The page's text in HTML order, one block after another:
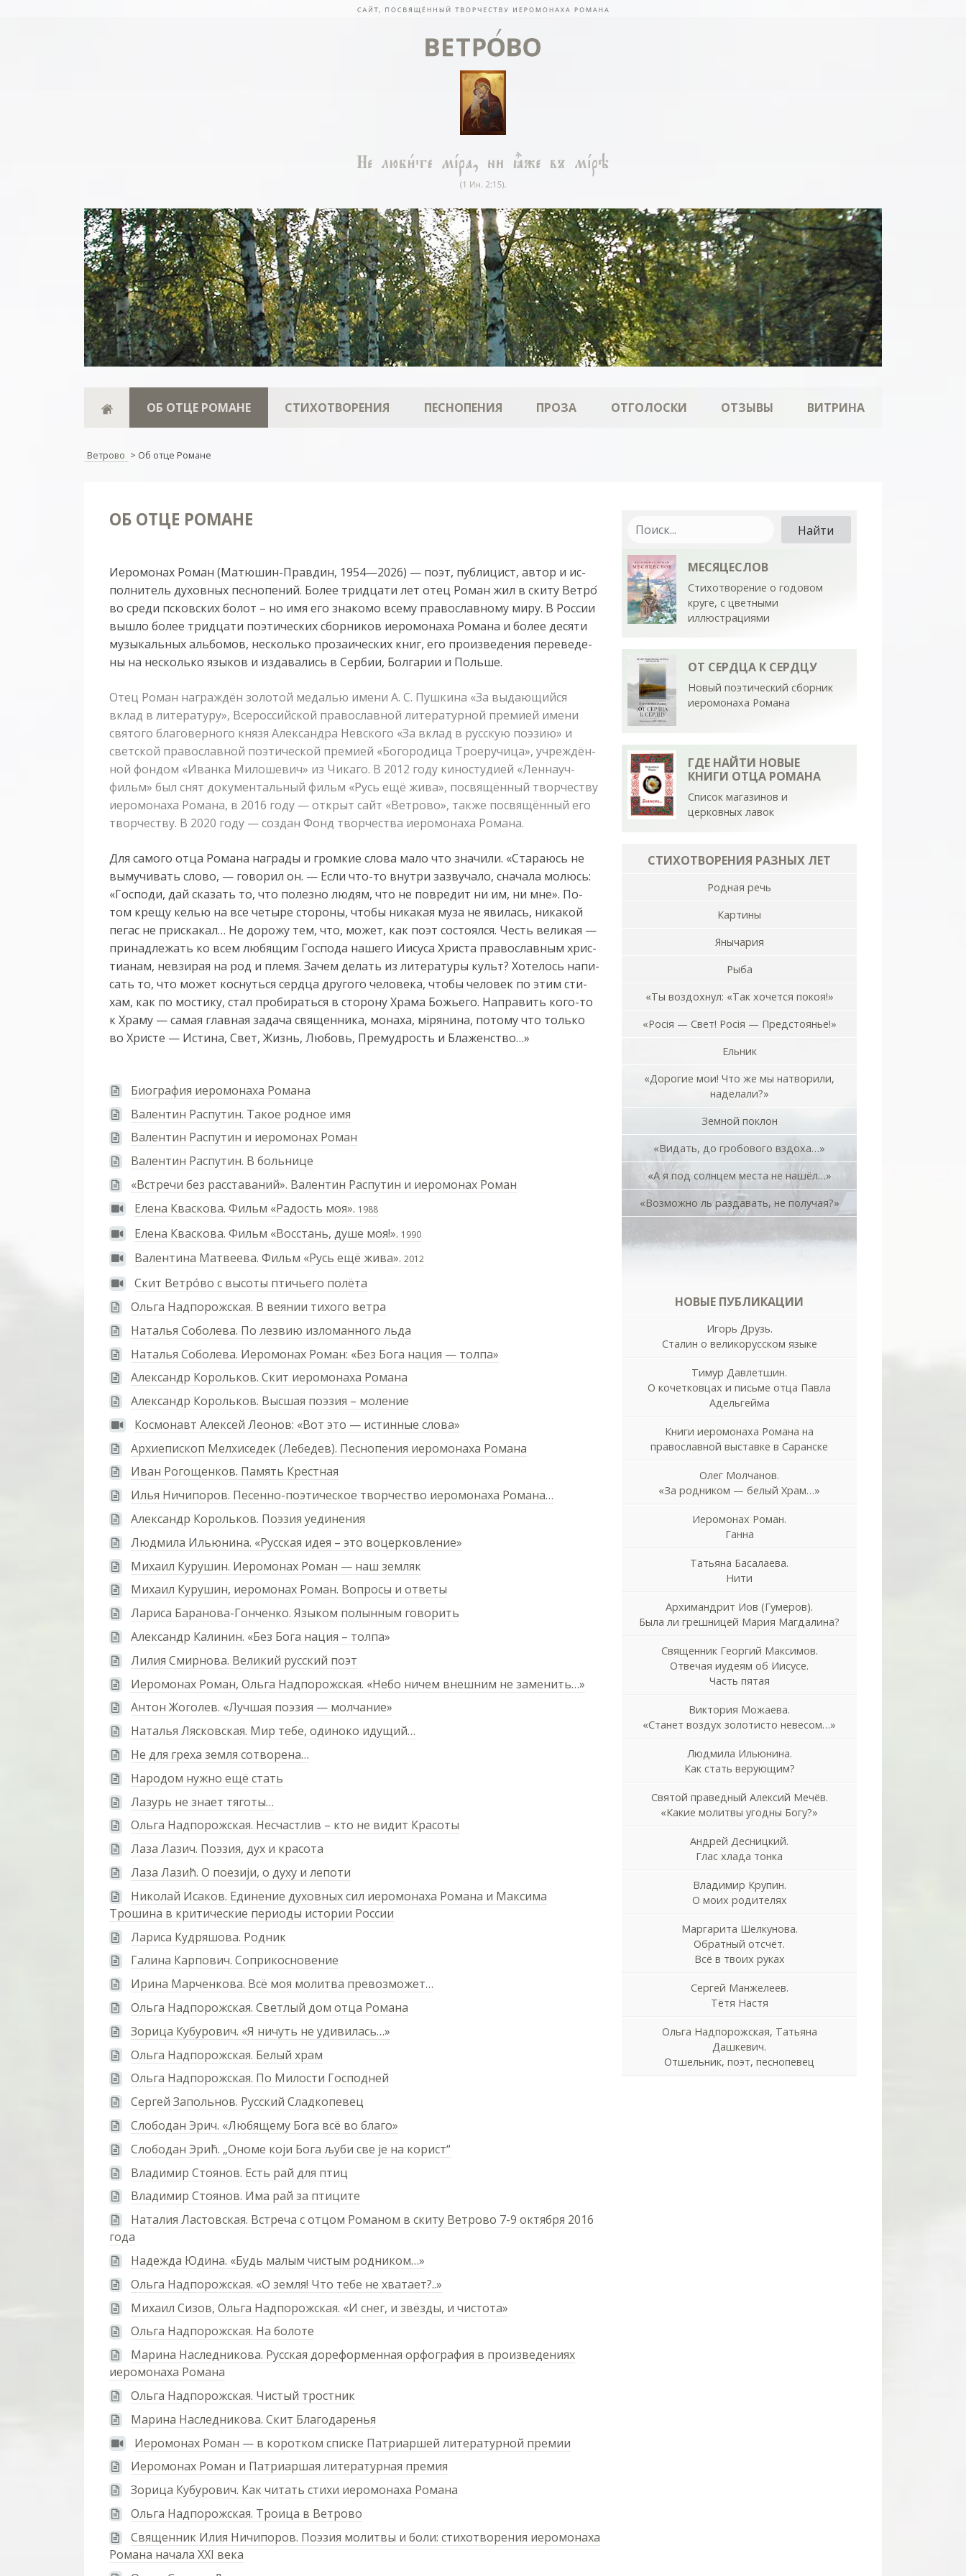
ОБ ОТЦЕ РОМАНЕ СТИХОТВОРЕНИЯ ПЕСНОПЕНИЯ ПРОЗА ОТГОЛОСКИ ОТЗЫВЫ ВИТРИНА
Ветрово > Об отце Романе
ОБ ОТЦЕ РОМАНЕ
Ие­ро­мо­нах Ро­ман (Ма­тю­шин-Прав­дин, 1954—2026) — поэт, пуб­ли­цист, ав­тор и ис­
пол­ни­тель ду­хов­ных пес­но­пе­ний. Бо­лее три­дца­ти лет отец Ро­ман жил в ски­ту Вет­ро­
во среди псков­ских бо­лот – но имя его зна­ко­мо все­му пра­во­слав­но­му ми­ру. В Рос­сии
вы­шло бо­лее три­дца­ти по­э­ти­че­ских сбор­ни­ков ие­ро­мо­на­ха Ро­ма­на и бо­лее де­ся­ти
му­зы­каль­ных аль­бо­мов, несколь­ко про­за­и­че­ских книг, его про­из­ве­де­ния пе­ре­ве­де­
ны на несколь­ко язы­ков и из­да­ва­лись в Сер­бии, Бол­га­рии и Поль­ше.
Отец Ро­ман на­граж­дён зо­ло­той ме­да­лью име­ни А. С. Пуш­ки­на «За вы­да­ю­щий­ся
вклад в ли­те­ра­ту­ру», Все­рос­сий­ской пра­во­слав­ной ли­те­ра­тур­ной пре­ми­ей име­ни
свя­то­го бла­го­вер­но­го кня­зя Алек­сан­дра Нев­ско­го «За вклад в рус­скую по­э­зию» и
свет­ской пра­во­слав­ной по­э­ти­че­ской пре­ми­ей «Бо­го­ро­ди­ца Тро­е­ру­чи­ца», уч­реж­дён­
ной фон­дом «Иван­ка Ми­ло­ше­вич» из Чи­ка­го. В 2012 го­ду ки­но­сту­ди­ей «Лен­на­уч­
фильм» был снят до­ку­мен­таль­ный фильм «Русь ещё жи­ва», по­свя­щён­ный твор­че­ству
ие­ро­мо­на­ха Ро­ма­на, в 2016 го­ду — от­крыт сайт «Вет­ро­во», так­же по­свя­щён­ный его
твор­че­ству. В 2020 го­ду — со­здан Фонд твор­че­ства ие­ро­мо­на­ха Ро­ма­на.
Для са­мо­го от­ца Ро­ма­на на­гра­ды и гром­кие сло­ва ма­ло что зна­чи­ли. «Ста­ра­юсь не
вы­му­чи­вать сло­во, — го­во­рил он. — Ес­ли что-то внут­ри за­зву­ча­ло, сна­ча­ла мо­люсь:
«Гос­по­ди, дай ска­зать то, что по­лез­но лю­дям, что не по­вре­дит ни им, ни мне». По­
том кре­щу ке­лью на все че­ты­ре сто­ро­ны, что­бы ни­ка­кая му­за не я­ви­лась, ни­ка­кой
пе­гас не при­ска­кал… Не до­ро­жу тем, что, мо­жет, как поэт со­сто­ял­ся. Честь ве­ли­кая —
при­над­ле­жать ко всем лю­бя­щим Гос­по­да на­ше­го Ии­су­са Хрис­та пра­во­слав­ным хрис­
ти­а­нам, нев­зи­рая на род и пле­мя. За­чем де­лать из ли­те­ра­ту­ры культ? Хо­те­лось на­пи­
сать то, что мо­жет кос­нуть­ся серд­ца дру­го­го че­ло­ве­ка, что­бы че­ло­век по этим сти­
хам, как по мос­ти­ку, стал про­би­рать­ся в сто­ро­ну Хра­ма Бо­жье­го. На­пра­вить ко­го-то
к Хра­му — са­мая глав­ная за­да­ча свя­щен­ни­ка, мо­на­ха, мі­ря­ни­на, по­то­му что толь­ко
во Хрис­те — Ис­ти­на, Свет, Жизнь, Лю­бовь, Пре­муд­рость и Бла­жен­ство…»
Биография иеромонаха Романа
Валентин Распутин. Такое родное имя
Валентин Распутин и иеромонах Роман
Валентин Распутин. В больнице
«Встречи без расставаний». Валентин Распутин и иеромонах Роман
Елена Кваскова. Фильм «Радость моя». 1988
Елена Кваскова. Фильм «Восстань, душе моя!». 1990
Валентина Матвеева. Фильм «Русь ещё жива». 2012
Скит Ветро́во с высоты птичьего полёта
Ольга Надпорожская. В веянии тихого ветра
Наталья Соболева. По лезвию изломанного льда
Наталья Соболева. Иеромонах Роман: «Без Бога нация — толпа»
Александр Корольков. Скит иеромонаха Романа
Александр Корольков. Высшая поэзия – моление
Космонавт Алексей Леонов: «Вот это — истинные слова»
Архиепископ Мелхиседек (Лебедев). Песнопения иеромонаха Романа
Иван Рогощенков. Память Крестная
Илья Ничипоров. Песенно-поэтическое творчество иеромонаха Романа…
Александр Корольков. Поэзия уединения
Людмила Ильюнина. «Русская идея – это воцерковление»
Михаил Курушин. Иеромонах Роман — наш земляк
Михаил Курушин, иеромонах Роман. Вопросы и ответы
Лариса Баранова-Гонченко. Языком полынным говорить
Александр Калинин. «Без Бога нация – толпа»
Лилия Смирнова. Великий русский поэт
Иеромонах Роман, Ольга Надпорожская. «Небо ничем внешним не заменить…»
Антон Жоголев. «Лучшая поэзия — молчание»
Наталья Лясковская. Мир тебе, одиноко идущий…
Не для греха земля сотворена…
Народом нужно ещё стать
Лазурь не знает тяготы…
Ольга Надпорожская. Несчастлив – кто не видит Красоты
Лаза Лазич. Поэзия, дух и красота
Лаза Лазић. О поезиjи, о духу и лепоти
Николай Исаков. Единение духовных сил иеромонаха Романа и Максима
Трошина в критические периоды истории России
Лариса Кудряшова. Родник
Галина Карпович. Соприкосновение
Ирина Марченкова. Всё моя молитва превозможет…
Ольга Надпорожская. Светлый дом отца Романа
Зорица Кубурович. «Я ничуть не удивилась…»
Ольга Надпорожская. Белый храм
Ольга Надпорожская. По Милости Господней
Сергей Запольнов. Русский Сладкопевец
Слободан Эрич. «Любящему Бога всё во благо»
Слободан Эрић. „Ономе који Бога љуби све је на корист“
Владимир Стоянов. Есть рай для птиц
Владимир Стоянов. Има рай за птиците
Наталия Ластовская. Встреча с отцом Романом в скиту Ветрово 7-9 октября 2016
года
Надежда Юдина. «Будь малым чистым родником…»
Ольга Надпорожская. «О земля! Что тебе не хватает?..»
Михаил Сизов, Ольга Надпорожская. «И снег, и звёзды, и чистота»
Ольга Надпорожская. На болоте
Марина Наследникова. Русская дореформенная орфография в произведениях
иеромонаха Романа
Ольга Надпорожская. Чистый тростник
Марина Наследникова. Скит Благодаренья
Иеромонах Роман — в коротком списке Патриаршей литературной премии
Иеромонах Роман и Патриаршая литературная премия
Зорица Кубурович. Как читать стихи иеромонаха Романа
Ольга Надпорожская. Троица в Ветрово
Священник Илия Ничипоров. Поэзия молитвы и боли: стихотворения иеромонаха
Романа начала ХХI века
МЕСЯЦЕСЛОВ
Стихотворение о годовом
круге, с цветными
иллюстрациями
ОТ СЕРДЦА К СЕРДЦУ
Новый поэтический сборник
иеромонаха Романа
ГДЕ НАЙТИ НОВЫЕ
КНИГИ ОТЦА РОМАНА
Список магазинов и
церковных лавок
СТИХОТВОРЕНИЯ РАЗНЫХ ЛЕТ
Родная речь
Картины
Янычария
Рыба
«Ты воздохнул: «Так хочется покоя!»
«Росiя — Свет! Росiя — Предстоянье!»
Ельник
«Дорогие мои! Что же мы натворили,
наделали?»
Земной поклон
«Видать, до гробового вздоха…»
«А я под солнцем места не нашёл…»
«Возможно ль раздавать, не получая?»
НОВЫЕ ПУБЛИКАЦИИ
Игорь Друзь.
Сталин о великорусском языке
Тимур Давлетшин.
О кочетковцах и письме отца Павла
Адельгейма
Книги иеромонаха Романа на
православной выставке в Саранске
Олег Молчанов.
«За родником — белый Храм…»
Иеромонах Роман.
Ганна
Татьяна Басалаева.
Нити
Архимандрит Иов (Гумеров).
Была ли грешницей Мария Магдалина?
Священник Георгий Максимов.
Отвечая иудеям об Иисусе.
Часть пятая
Виктория Можаева.
«Станет воздух золотисто невесом…»
Людмила Ильюнина.
Как стать верующим?
Святой праведный Алексий Мечёв.
«Какие молитвы угодны Богу?»
Андрей Десницкий.
Глас хлада тонка
Владимир Крупин.
О моих родителях
Маргарита Шелкунова.
Обратный отсчёт.
Всё в твоих руках
Сергей Манжелеев.
Тётя Настя
Ольга Надпорожская, Татьяна
Дашкевич.
Отшельник, поэт, песнопевец